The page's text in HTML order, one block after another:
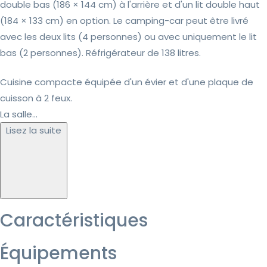
double bas (186 × 144 cm) à l'arrière et d'un lit double haut
(184 × 133 cm) en option. Le camping-car peut être livré
avec les deux lits (4 personnes) ou avec uniquement le lit
bas (2 personnes). Réfrigérateur de 138 litres.
Cuisine compacte équipée d'un évier et d'une plaque de
cuisson à 2 feux.
La salle...
Lisez la suite
Caractéristiques
Équipements